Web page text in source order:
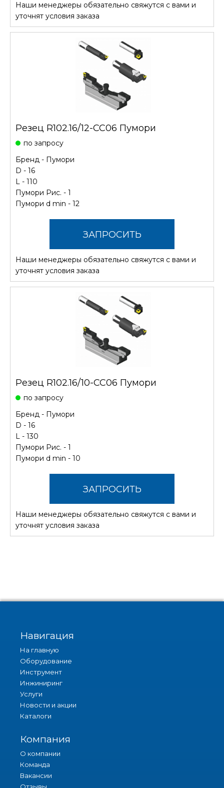
СТОИМОСТЬ
Наши менеджеры обязательно свяжутся с вами и
уточнят условия заказа
Резец R102.16/12-CC06 Пумори
по запросу
Бренд - Пумори
D - 16
L - 110
Пумори Рис. - 1
Пумори d min - 12
ЗАПРОСИТЬ
СТОИМОСТЬ
Наши менеджеры обязательно свяжутся с вами и
уточнят условия заказа
Резец R102.16/10-CC06 Пумори
по запросу
Бренд - Пумори
D - 16
L - 130
Пумори Рис. - 1
Пумори d min - 10
ЗАПРОСИТЬ
СТОИМОСТЬ
Наши менеджеры обязательно свяжутся с вами и
уточнят условия заказа
Навигация
На главную
Оборудование
Инструмент
Инжиниринг
Услуги
Новости и акции
Каталоги
Компания
О компании
Команда
Вакансии